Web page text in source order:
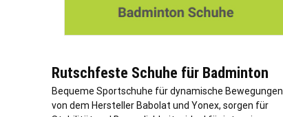
Rutschfeste Schuhe für Badminton
Bequeme Sportschuhe für dynamische Bewegungen
von dem Hersteller Babolat und Yonex, sorgen für